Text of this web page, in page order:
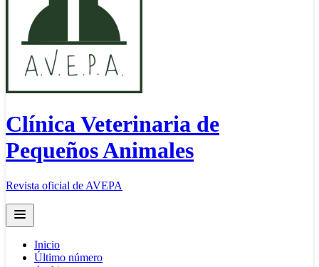
Clínica Veterinaria de
Pequeños Animales
Revista oficial de AVEPA
Open main menu
Inicio
Último número